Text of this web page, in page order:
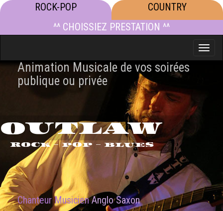
ROCK-POP
COUNTRY
^^ CHOISSIEZ PRESTATION ^^
Toggle
Animation Musicale de vos soirées
publique ou privée
OUTLAW
ROCK - POP - BLUES
Chanteur MusicienAnglo Saxon